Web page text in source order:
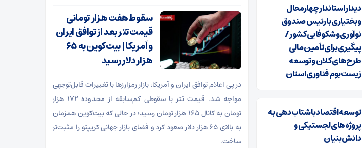
دیدار استاندار چهارمحال
وبختیاری با رئیس صندوق
نوآوری وشکوفایی کشور /
پیگیری برای تأمین مالی
طرح‌های کلان و توسعه
زیست‌بوم فناوری استان
توسعه اقتصاد با شتاب‌دهی به
پروژه‌های لجستیکی و
دانش‌بنیان
سقوط هفت هزار تومانی
قیمت تتر بعد از توافق ایران
و آمریکا | بیت‌کوین به ۶۵
هزار دلار رسید
در پی اعلام توافق ایران و آمریکا، بازار رمزارزها با تغییرات قابل‌توجهی
مواجه شد. قیمت تتر با سقوطی کم‌سابقه از محدوده ۱۷۲ هزار
تومان به کانال ۱۶۵ هزار تومان رسید؛ در حالی که بیت‌کوین همزمان
به بالای ۶۵ هزار دلار صعود کرد و فضای بازار جهانی کریپتو را مثبت‌تر
ساخت.